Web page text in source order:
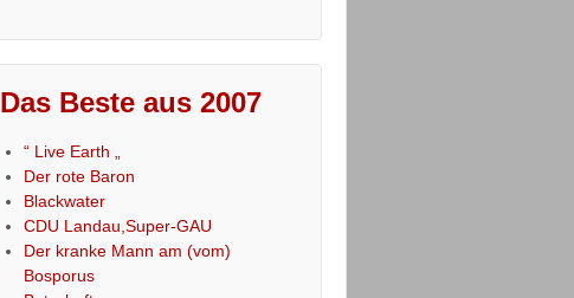
Das Beste aus 2007
“ Live Earth „
Der rote Baron
Blackwater
CDU Landau,Super-GAU
Der kranke Mann am (vom)
Bosporus